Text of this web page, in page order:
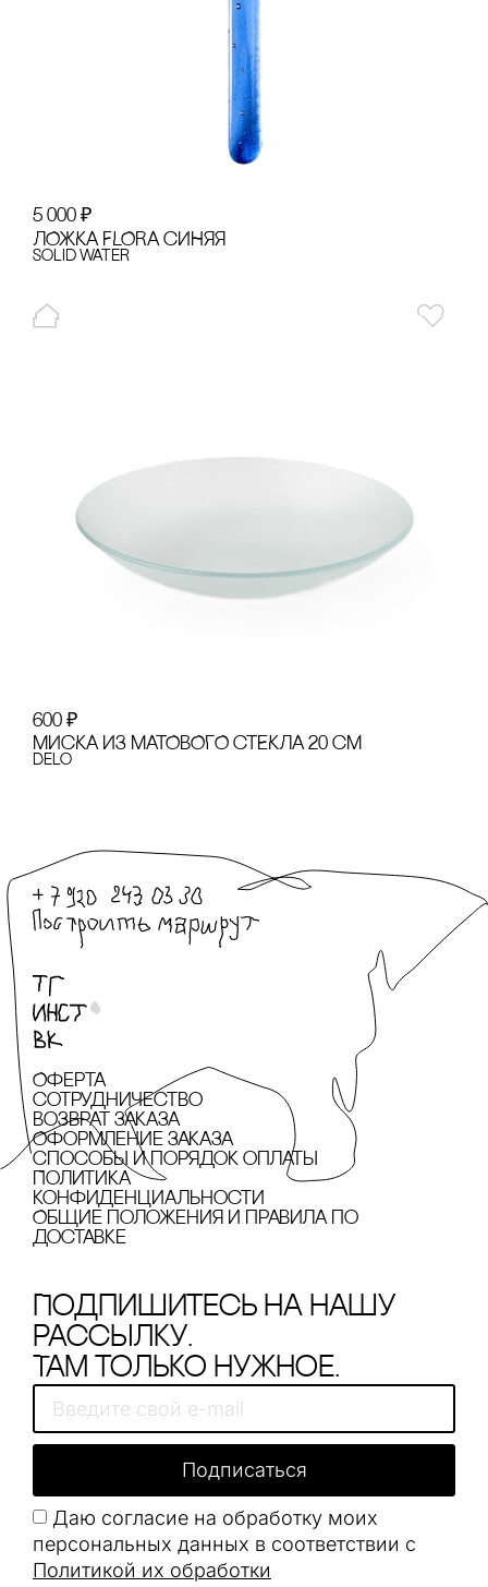
5 000 ₽
ЛОЖКА FLORA сИНЯЯ
Solid Water
600 ₽
МИсКА ИЗ МАТОВОГО сТЕКЛА 20 сМ
Delo
Оферта
сотрудничество
Возврат заказа
Оформление заказа
cпособы и порядок оплаты
Политика
конфиденциальности
Общие положения и правила по
доставке
Подпишитесь на нашу
рассылку.
Там только нужное.
Даю согласие на обработку моих
персональных данных в соответствии с
Политикой их обработки
Подписаться